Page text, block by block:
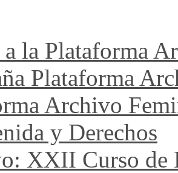
la Plataforma
Plataforma
Archivo
y Derechos
XXII Curso de